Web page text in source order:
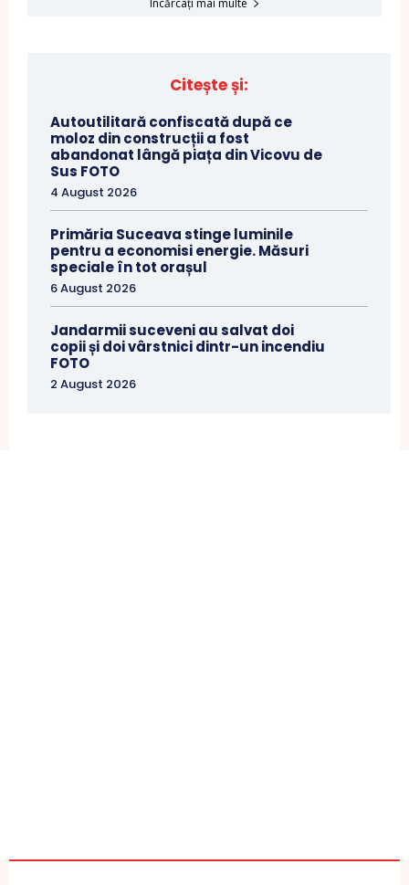
Încărcați mai multe
Citește și:
Autoutilitară confiscată după ce
moloz din construcții a fost
abandonat lângă piața din Vicovu de
Sus FOTO
4 August 2026
Primăria Suceava stinge luminile
pentru a economisi energie. Măsuri
speciale în tot orașul
6 August 2026
Jandarmii suceveni au salvat doi
copii și doi vârstnici dintr-un incendiu
FOTO
2 August 2026